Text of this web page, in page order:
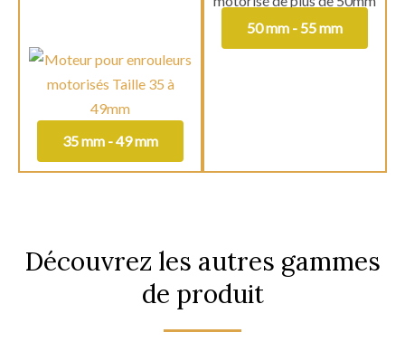
35 mm - 49 mm
50 mm - 55 mm
Découvrez les autres gammes
de produit